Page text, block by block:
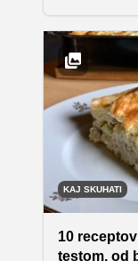
pestro in
Zbrali smo
odlični tudi
z veseljem
KAJ SKUHATI
10
testom, od